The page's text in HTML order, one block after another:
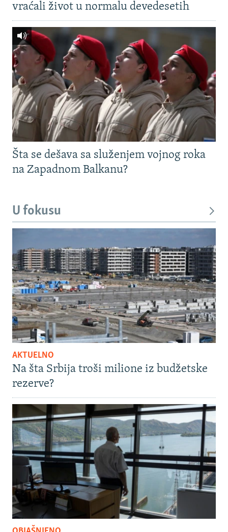
vraćali život u normalu devedesetih
Šta se dešava sa služenjem vojnog roka
na Zapadnom Balkanu?
U fokusu
AKTUELNO
Na šta Srbija troši milione iz budžetske
rezerve?